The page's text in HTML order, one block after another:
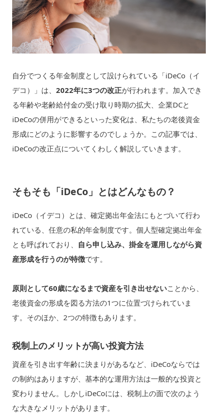
自分でつくる年金制度として設けられている「iDeCo（イ
デコ）」は、 2022年に3つの改正が行われます。加入でき
る年齢や老齢給付金の受け取り時期の拡大、企業DCと
iDeCoの併用ができるといった変化は、私たちの老後資金
形成にどのように影響するのでしょうか。この記事では、
iDeCoの改正点についてくわしく解説していきます。
そもそも「iDeCo」とはどんなもの？
iDeCo（イデコ）とは、確定拠出年金法にもとづいて行わ
れている、任意の私的年金制度です。個人型確定拠出年金
とも呼ばれており、
自ら申し込み、掛金を運用しながら資
産形成を行うのが特徴です。
原則として60歳になるまで資産を引き出せないことから、
老後資金の形成を図る方法の1つに位置づけられていま
す。そのほか、2つの特徴もあります。
税制上のメリットが高い投資方法
資産を引き出す年齢に決まりがあるなど、iDeCoならでは
の制約はありますが、基本的な運用方法は一般的な投資と
変わりません。しかしiDeCoには、税制上の面で次のよう
な大きなメリットがあります。